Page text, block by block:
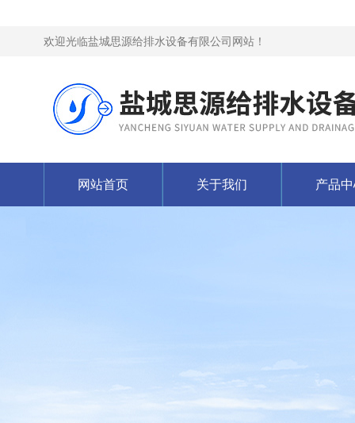
欢迎光临盐城思源给排水设备有限公司网站！
网站首页 关于我们 产品